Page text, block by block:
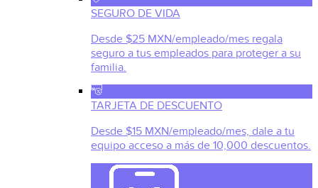
SEGURO DE VIDA
Desde $25 MXN/empleado/mes regala
seguro a tus empleados para proteger a su
familia.
TARJETA DE DESCUENTO
Desde $15 MXN/empleado/mes, dale a tu
equipo acceso a más de 10,000 descuentos.